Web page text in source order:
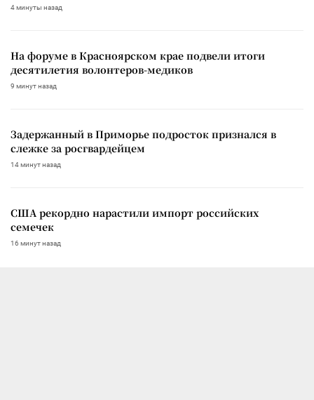
4 минуты назад
На форуме в Красноярском крае подвели итоги
десятилетия волонтеров-медиков
9 минут назад
Задержанный в Приморье подросток признался в
слежке за росгвардейцем
14 минут назад
США рекордно нарастили импорт российских
семечек
16 минут назад